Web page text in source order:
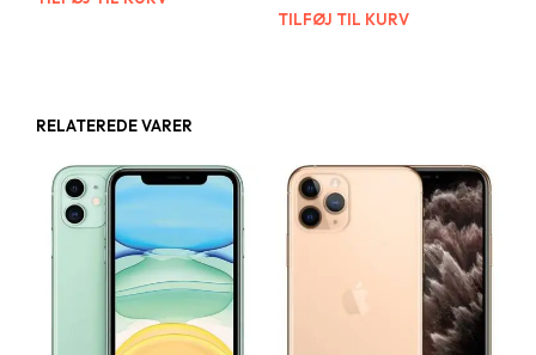
TILFØJ TIL KURV
RELATEREDE VARER